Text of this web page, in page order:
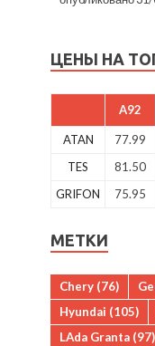
ЦЕНЫ НА
A92
ATAN 77.99
TES
81.50
GRIFON
75.95
МЕТКИ
Chery (76)
Hyundai (105)
LAda Granta (97)